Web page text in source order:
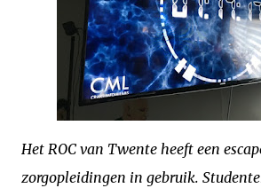
Het ROC van Twente heeft een
zorgopleidingen in gebruik.